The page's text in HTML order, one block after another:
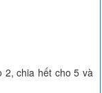
2, chia hết cho 5 và